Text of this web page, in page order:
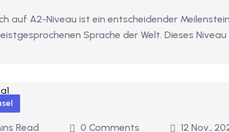
auf A2-Niveau ist ein entscheidender
Sprache der Welt. Dieses
Read 0 Comments 12 Nov.,